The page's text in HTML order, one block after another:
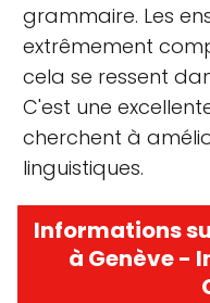
grammaire. Les
extrêmement
cela se ressent
C'est une
cherchent à
linguistiques.
Informations
à Genève -